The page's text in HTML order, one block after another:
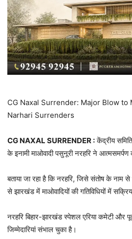
CG Naxal Surrender: Major Blow
Narhari Surrenders
CG NAXAL SURRENDER :केंद्रीय
के इनामी माओवादी पसुनूरी नरहरि ने आत्मसमर्पण
बताया जा रहा है कि नरहरि, जिसे संतोष के नाम
से झारखंड में माओवादियों की गतिविधियों में
नरहरि बिहार-झारखंड स्पेशल एरिया कमेटी और
जिम्मेदारियां संभाल चुका है।